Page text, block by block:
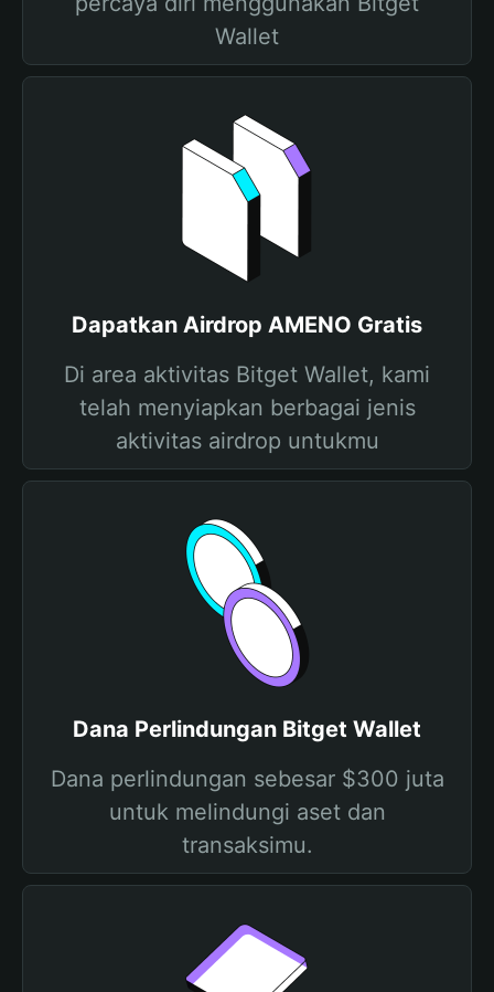
Wallet
Dapatkan Airdrop AMENO Gratis
Di area aktivitas Bitget Wallet, kami
telah menyiapkan berbagai jenis
aktivitas airdrop untukmu
Dana Perlindungan Bitget Wallet
Dana perlindungan sebesar $300 juta
untuk melindungi aset dan
transaksimu.